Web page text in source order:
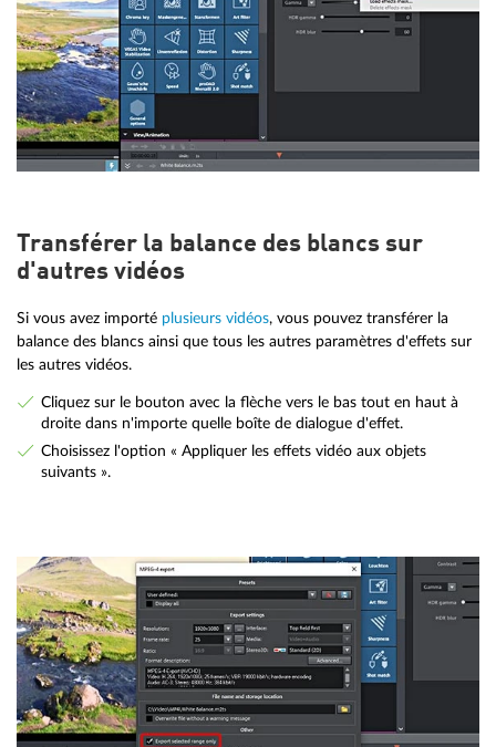
Transférer la balance des blancs sur
d'autres vidéos
Si vous avez importé plusieurs vidéos, vous pouvez transférer la
balance des blancs ainsi que tous les autres paramètres d'effets sur
les autres vidéos.
Cliquez sur le bouton avec la flèche vers le bas tout en haut à
droite dans n'importe quelle boîte de dialogue d'effet.
Choisissez l'option « Appliquer les effets vidéo aux objets
suivants ».